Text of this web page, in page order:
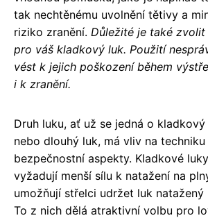
tak nechtěnému uvolnění tětivy a
riziko zranění. Důležité je také
pro váš kladkový luk. Použití
vést k jejich poškození během
i k zranění.
Druh luku, ať už se jedná o
nebo dlouhý luk, má vliv na
bezpečnostní aspekty. Kladkové
vyžadují menší sílu k natažení na
umožňují střelci udržet luk natažený
To z nich dělá atraktivní volbu pro